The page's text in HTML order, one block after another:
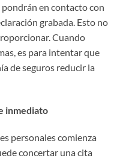
pondrán en contacto con
grabada. Esto no
Cuando
es para intentar que
de seguros reducir la
inmediato
personales comienza
concertar una cita